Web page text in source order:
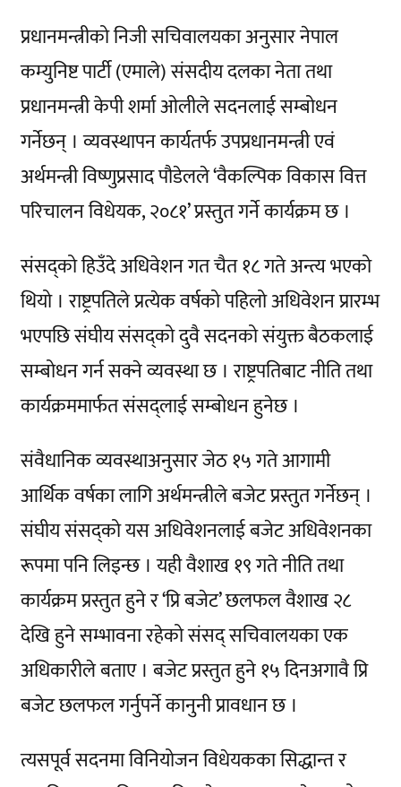
प्रधानमन्त्रीको निजी सचिवालयका अनुसार नेपाल
कम्युनिष्ट पार्टी (एमाले) संसदीय दलका नेता तथा
प्रधानमन्त्री केपी शर्मा ओलीले सदनलाई सम्बोधन
गर्नेछन् । व्यवस्थापन कार्यतर्फ उपप्रधानमन्त्री एवं
अर्थमन्त्री विष्णुप्रसाद पौडेलले ‘वैकल्पिक विकास वित्त
परिचालन विधेयक, २०८१’ प्रस्तुत गर्ने कार्यक्रम छ ।
संसद्को हिउँदे अधिवेशन गत चैत १८ गते अन्त्य भएको
थियो । राष्ट्रपतिले प्रत्येक वर्षको पहिलो अधिवेशन प्रारम्भ
भएपछि संघीय संसद्को दुवै सदनको संयुक्त बैठकलाई
सम्बोधन गर्न सक्ने व्यवस्था छ । राष्ट्रपतिबाट नीति तथा
कार्यक्रममार्फत संसद्लाई सम्बोधन हुनेछ ।
संवैधानिक व्यवस्थाअनुसार जेठ १५ गते आगामी
आर्थिक वर्षका लागि अर्थमन्त्रीले बजेट प्रस्तुत गर्नेछन् ।
संघीय संसद्को यस अधिवेशनलाई बजेट अधिवेशनका
रूपमा पनि लिइन्छ । यही वैशाख १९ गते नीति तथा
कार्यक्रम प्रस्तुत हुने र ‘प्रि बजेट’ छलफल वैशाख २८
देखि हुने सम्भावना रहेको संसद् सचिवालयका एक
अधिकारीले बताए । बजेट प्रस्तुत हुने १५ दिनअगावै प्रि
बजेट छलफल गर्नुपर्ने कानुनी प्रावधान छ ।
त्यसपूर्व सदनमा विनियोजन विधेयकका सिद्धान्त र